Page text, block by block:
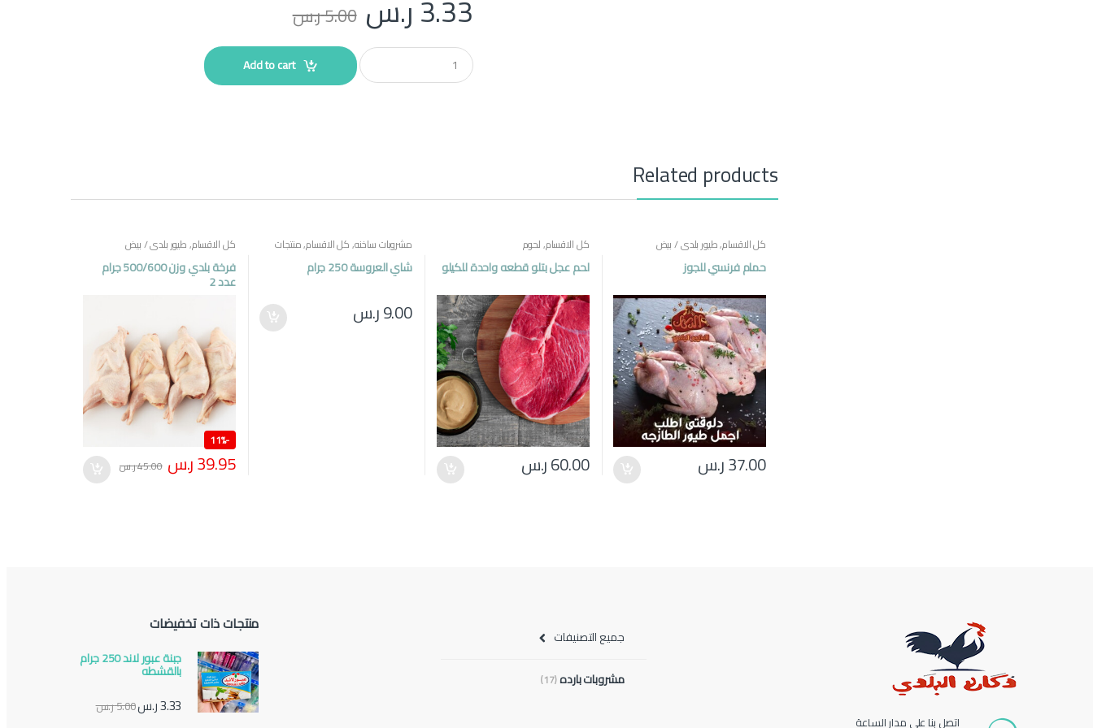
3.33ر.س 5.00ر.س
Q
u
a
Add to cart
Related products
كل الاقسام,طيور بلدي / بيض
حمام فرنسي للجوز
37.00ر.س
كل الاقسام,لحوم
لحم عجل بتلو قطعه واحدة للكيلو
60.00ر.س
مشروبات ساخنه,كل الاقسام,منتجات
مصرية
شاي العروسة 250 جرام
9.00ر.س
كل الاقسام,طيور بلدي / بيض
فرخة بلدي وزن 500/600 جرام
عدد 2
-
11%
39.95ر.س 45.00ر.س
اتصل بنا على مدار الساعة
جميع التصنيفات
مشروبات بارده(17)
منتجات ذات تخفيضات
جبنة عبور لاند 250 جرام
بالقشطه
3.33ر.س5.00ر.س